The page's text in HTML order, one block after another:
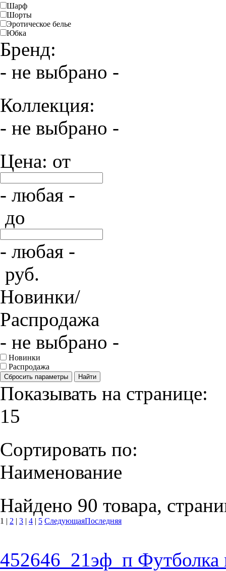
Шарф
Шорты
Эротическое белье
Юбка
Бренд:
- не выбрано -
Коллекция:
- не выбрано -
Цена: от
- любая -
до
- любая -
руб.
Новинки/
Распродажа
- не выбрано -
Новинки
Распродажа
Сбросить параметры Найти
Показывать на странице:
15
Сортировать по:
Наименование
Найдено 90 товара,
1 | 2 | 3 | 4 | 5 СледующаяПоследняя
452646_21эф_п